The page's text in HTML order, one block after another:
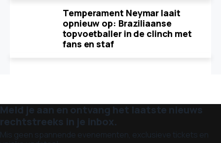
Temperament Neymar laait
opnieuw op: Braziliaanse
topvoetballer in de clinch met
fans en staf
Meld je aan en ontvang het laatste nieuws
rechtstreeks in je inbox.
Mis geen spannende evenementen, exclusieve tickets en